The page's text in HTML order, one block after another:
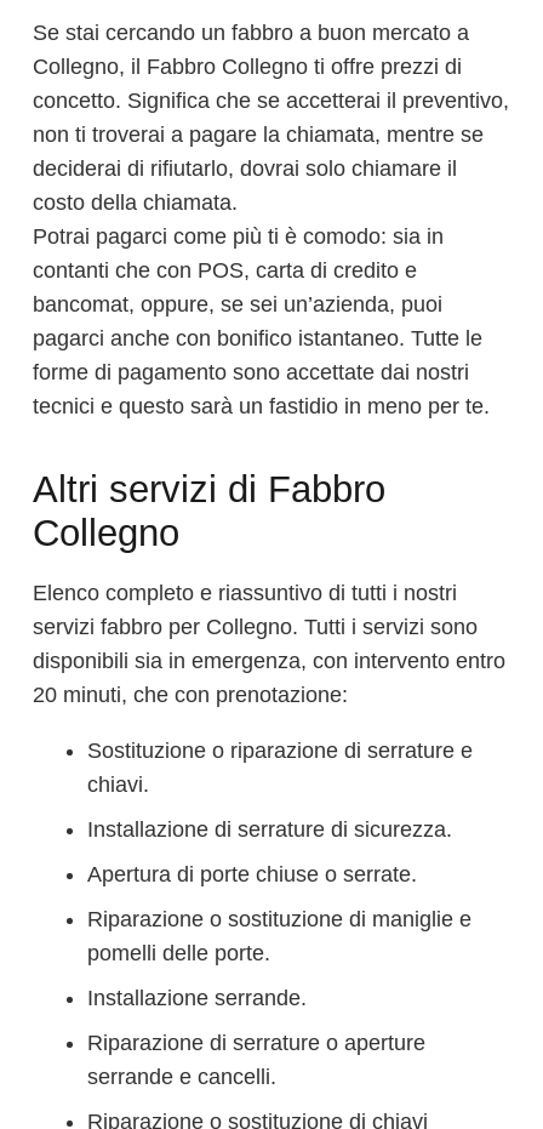
Se stai cercando un fabbro a buon mercato a
Collegno, il Fabbro Collegno ti offre prezzi di
concetto. Significa che se accetterai il preventivo,
non ti troverai a pagare la chiamata, mentre se
deciderai di rifiutarlo, dovrai solo chiamare il
costo della chiamata.
Potrai pagarci come più ti è comodo: sia in
contanti che con POS, carta di credito e
bancomat, oppure, se sei un’azienda, puoi
pagarci anche con bonifico istantaneo. Tutte le
forme di pagamento sono accettate dai nostri
tecnici e questo sarà un fastidio in meno per te.
Altri servizi di Fabbro
Collegno
Elenco completo e riassuntivo di tutti i nostri
servizi fabbro per Collegno. Tutti i servizi sono
disponibili sia in emergenza, con intervento entro
20 minuti, che con prenotazione:
Sostituzione o riparazione di serrature e
chiavi.
Installazione di serrature di sicurezza.
Apertura di porte chiuse o serrate.
Riparazione o sostituzione di maniglie e
pomelli delle porte.
Installazione serrande.
Riparazione di serrature o aperture
serrande e cancelli.
Riparazione o sostituzione di chiavi